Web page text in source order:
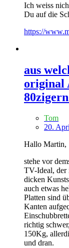
Ich weiss
Du auf die
https://
aus
original
Tom
20.
Hallo Martin,
stehe vor
TV-Ideal, der
dicken
auch etwas
Platten sind
Kanten
richtig
150Kg,
und dran.